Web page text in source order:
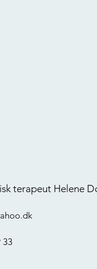
terapeut Helene
33​